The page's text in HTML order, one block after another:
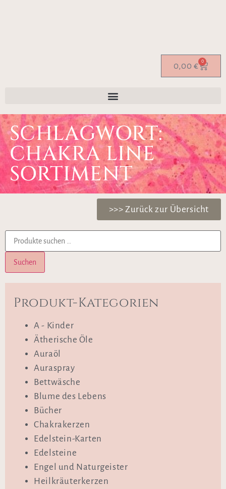
0,00 € 0
SCHLAGWORT:
CHAKRA LINE
SORTIMENT
>>> Zurück zur Übersicht
Suchen
Produkt-Kategorien
A - Kinder
Ätherische Öle
Auraöl
Auraspray
Bettwäsche
Blume des Lebens
Bücher
Chakrakerzen
Edelstein-Karten
Edelsteine
Engel und Naturgeister
Heilkräuterkerzen